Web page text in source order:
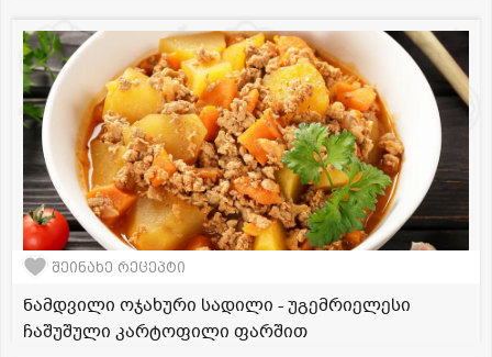
შეინახე რეცეპტი
ნამდვილი ოჯახური სადილი - უგემრიელესი
ჩაშუშული კარტოფილი ფარშით